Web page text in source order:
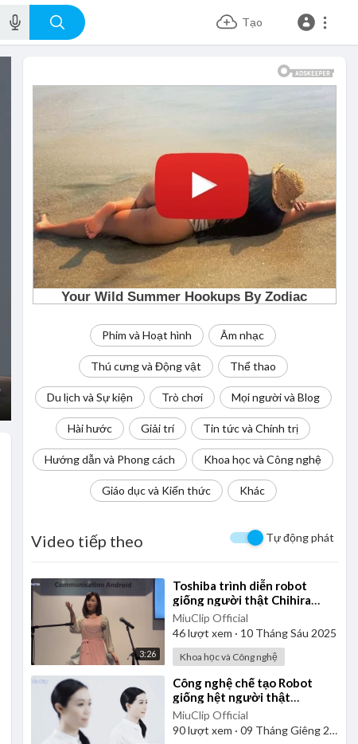
Tạo
Phim và Hoạt hình Âm nhạc
Thú cưng và Động vật Thể thao
Du lịch và Sự kiện Trò chơi Mọi người và Blog
Hài hước Giải trí Tin tức và Chính trị
Hướng dẫn và Phong cách Khoa học và Công nghệ
Giáo dục và Kiến thức Khác
Video tiếp theo Tự động phát
3:26
⁣Toshiba trình diễn robot
giống người thật Chihira
Aico
MiuClip Official
46lượt xem · 10 Tháng Sáu 2025
Khoa học và Công nghệ
⁣Công nghệ chế tạo Robot
giống hệt người thật
(Humanoid Robot) ở Nhật
Bản năm 2014
MiuClip Official
90lượt xem · 09 Tháng Giêng 2025